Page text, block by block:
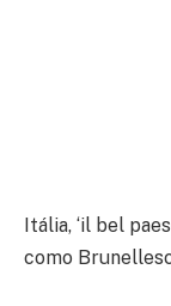
Itália, ‘il bel
como